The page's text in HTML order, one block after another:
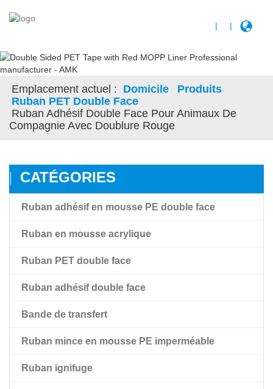
| |
Emplacement actuel : Domicile
Produits
Ruban PET Double Face
Ruban Adhésif Double Face Pour Animaux De
Compagnie Avec Doublure Rouge
CATÉGORIES
Ruban adhésif en mousse PE double face
Ruban en mousse acrylique
Ruban en mousse acrylique
Ruban en mousse acrylique à haute adhérence Amk
Ruban PET double face
Ruban adhésif transparent double face pour film PET
Ruban adhésif noir double face pour animaux de
compagnie avec doublure rouge
Ruban adhésif double face
Bande de transfert
Ruban mince en mousse PE imperméable
Ruban ignifuge